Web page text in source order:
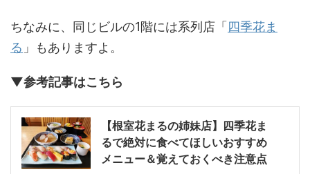
ちなみに、同じビルの1階には系列店「 四季花ま
る 」もありますよ。
▼参考記事はこちら
【根室花まるの姉妹店】四季花ま
るで絶対に食べてほしいおすすめ
メニュー＆覚えておくべき注意点